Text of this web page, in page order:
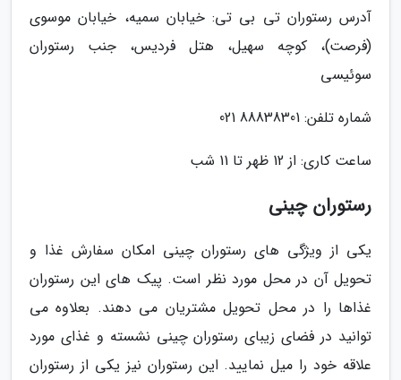
آدرس رستوران تی بی تی: خیابان سمیه، خیابان موسوی
(فرصت)، کوچه سهیل، هتل فردیس، جنب رستوران
سوئیسی
شماره تلفن: 88838301 021
ساعت کاری: از 12 ظهر تا 11 شب
رستوران چینی
یکی از ویژگی های رستوران چینی امکان سفارش غذا و
تحویل آن در محل مورد نظر است. پیک های این رستوران
غذاها را در محل تحویل مشتریان می دهند. بعلاوه می
توانید در فضای زیبای رستوران چینی نشسته و غذای مورد
علاقه خود را میل نمایید. این رستوران نیز یکی از رستوران